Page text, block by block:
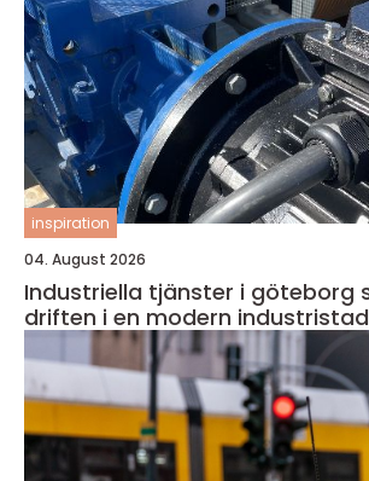
inspiration
04. August 2026
Industriella tjänster i göteborg så säkras
driften i en modern industristad